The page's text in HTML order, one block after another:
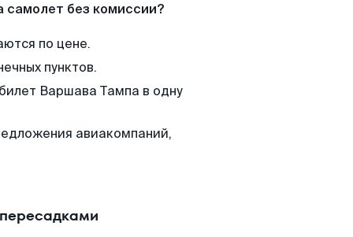
самолет без комиссии?
по цене.
пунктов.
Варшава Тампа в одну
авиакомпаний,